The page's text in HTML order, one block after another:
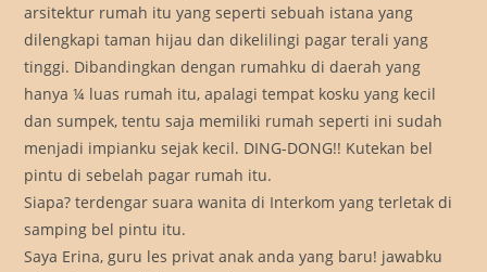
arsitektur rumah itu yang seperti sebuah istana yang
dilengkapi taman hijau dan dikelilingi pagar terali yang
tinggi. Dibandingkan dengan rumahku di daerah yang
hanya ¼ luas rumah itu, apalagi tempat kosku yang kecil
dan sumpek, tentu saja memiliki rumah seperti ini sudah
menjadi impianku sejak kecil. DING-DONG!! Kutekan bel
pintu di sebelah pagar rumah itu.
Siapa? terdengar suara wanita di Interkom yang terletak di
samping bel pintu itu.
Saya Erina, guru les privat anak anda yang baru! jawabku